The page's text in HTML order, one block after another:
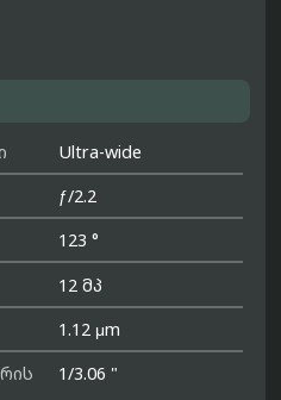
Ultra-wide
ƒ/2.2
123 °
12 მპ
1.12 μm
1/3.06 "